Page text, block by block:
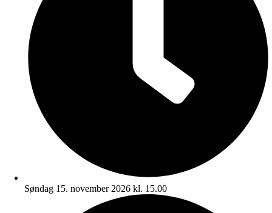
Søndag 15. november 2026 kl. 15.00